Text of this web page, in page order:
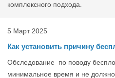
комплексного подхода.
5 Март 2025
Как установить причину
Обследование по поводу
минимальное время и не